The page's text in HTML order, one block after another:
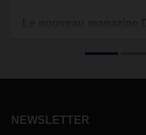
inoxydable et de
NEWSLETTER